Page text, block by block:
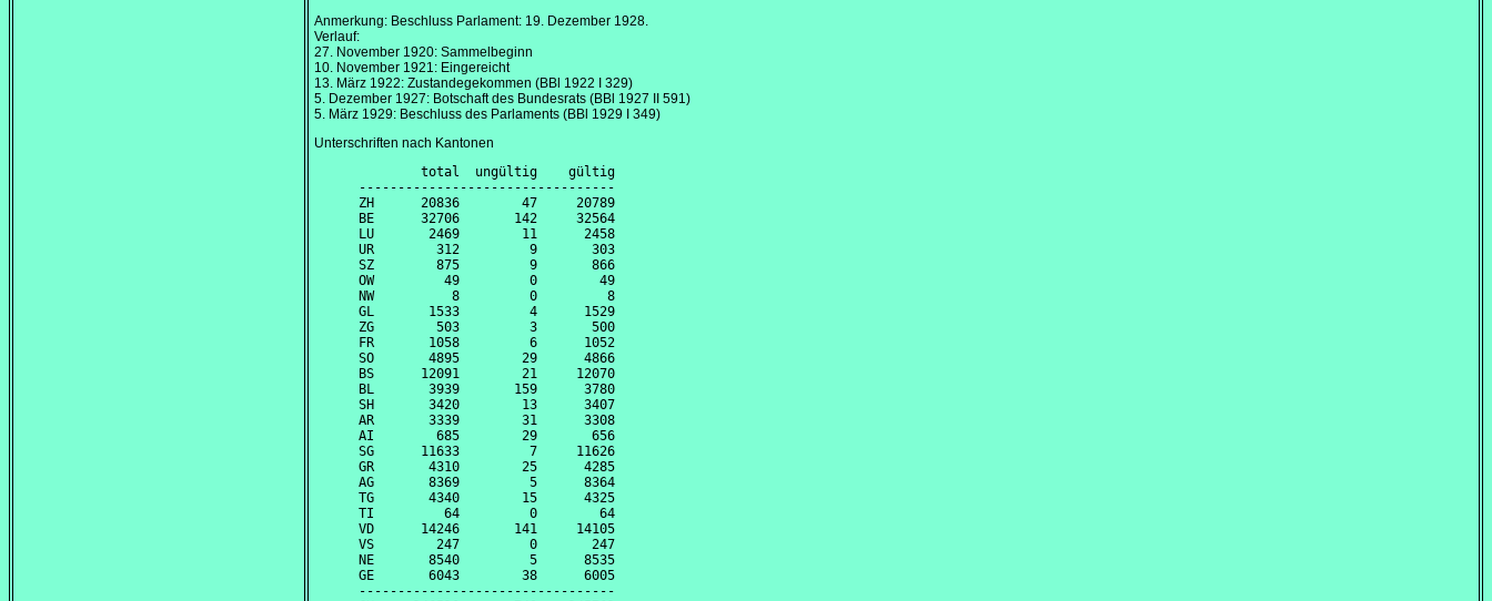
Anmerkung: Beschluss Parlament: 19. Dezember 1928.
Verlauf:
27. November 1920: Sammelbeginn
10. November 1921: Eingereicht
13. März 1922: Zustandegekommen (BBl 1922 I 329)
5. Dezember 1927: Botschaft des Bundesrats (BBl 1927 II 591)
5. März 1929: Beschluss des Parlaments (BBl 1929 I 349)
Unterschriften nach Kantonen
        total  ungültig    gültig
---------------------------------
ZH      20836        47     20789
BE      32706       142     32564
LU       2469        11      2458
UR        312         9       303
SZ        875         9       866
OW         49         0        49
NW          8         0         8
GL       1533         4      1529
ZG        503         3       500
FR       1058         6      1052
SO       4895        29      4866
BS      12091        21     12070
BL       3939       159      3780
SH       3420        13      3407
AR       3339        31      3308
AI        685        29       656
SG      11633         7     11626
GR       4310        25      4285
AG       8369         5      8364
TG       4340        15      4325
TI         64         0        64
VD      14246       141     14105
VS        247         0       247
NE       8540         5      8535
GE       6043        38      6005
---------------------------------